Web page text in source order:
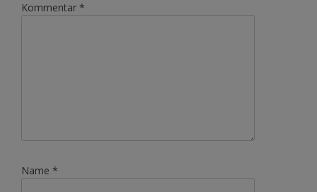
Kommentar *
Name *